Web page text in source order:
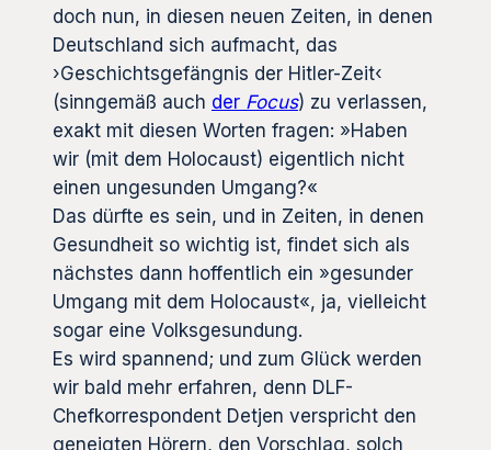
doch nun, in diesen neuen Zeiten, in denen
Deutschland sich aufmacht, das
›Geschichtsgefängnis der Hitler-Zeit‹
(sinngemäß auch der Focus) zu verlassen,
exakt mit diesen Worten fragen: »Haben
wir (mit dem Holocaust) eigentlich nicht
einen ungesunden Umgang?«
Das dürfte es sein, und in Zeiten, in denen
Gesundheit so wichtig ist, findet sich als
nächstes dann hoffentlich ein »gesunder
Umgang mit dem Holocaust«, ja, vielleicht
sogar eine Volksgesundung.
Es wird spannend; und zum Glück werden
wir bald mehr erfahren, denn DLF-
Chefkorrespondent Detjen verspricht den
geneigten Hörern, den Vorschlag, solch